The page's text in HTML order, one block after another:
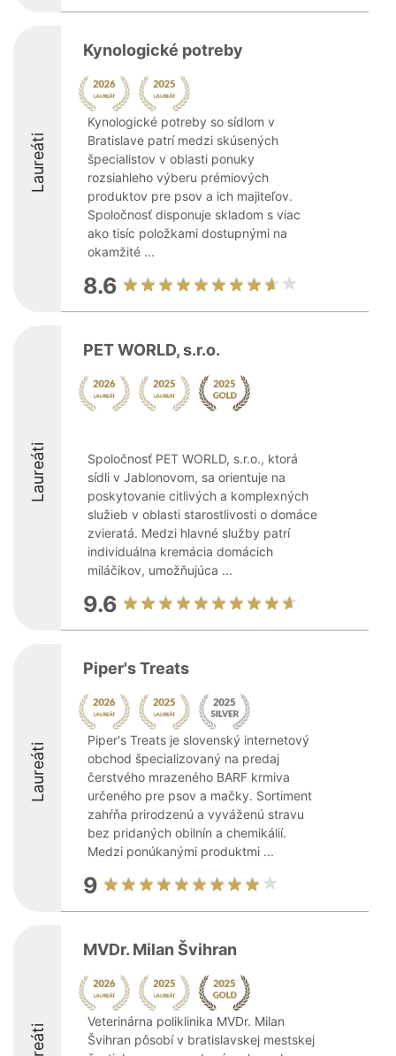
Laureáti
Kynologické potreby
Kynologické potreby so sídlom v
Bratislave patrí medzi skúsených
špecialistov v oblasti ponuky
rozsiahleho výberu prémiových
produktov pre psov a ich majiteľov.
Spoločnosť disponuje skladom s viac
ako tisíc položkami dostupnými na
okamžité ...
8.6
Laureáti
PET WORLD, s.r.o.
Spoločnosť PET WORLD, s.r.o., ktorá
sídli v Jablonovom, sa orientuje na
poskytovanie citlivých a komplexných
služieb v oblasti starostlivosti o domáce
zvieratá. Medzi hlavné služby patrí
individuálna kremácia domácich
miláčikov, umožňujúca ...
9.6
Laureáti
Piper's Treats
Piper's Treats je slovenský internetový
obchod špecializovaný na predaj
čerstvého mrazeného BARF krmiva
určeného pre psov a mačky. Sortiment
zahŕňa prirodzenú a vyváženú stravu
bez pridaných obilnín a chemikálií.
Medzi ponúkanými produktmi ...
9
MVDr. Milan Švihran
Veterinárna poliklinika MVDr. Milan
Švihran pôsobí v bratislavskej mestskej